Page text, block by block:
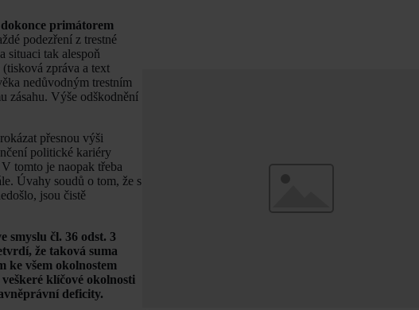
primátorem
podezření z trestné
situaci tak alespoň
zpráva a text
nedůvodným trestním
zásahu. Výše odškodnění
přesnou výši
politické kariéry
tomto je naopak třeba
Úvahy soudů o tom, že s
jsou čistě
smyslu čl. 36 odst. 3
že taková suma
ke všem okolnostem
klíčové okolnosti
deficity.